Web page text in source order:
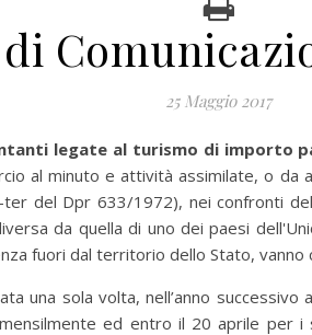
25 Maggio 2017
legate al turismo di importo
al minuto e attività assimilate, o
del Dpr 633/1972), nei confronti
da quella di uno dei paesi
fuori dal territorio dello Stato, vanno
una sola volta, nell’anno
ed entro il 20 aprile per